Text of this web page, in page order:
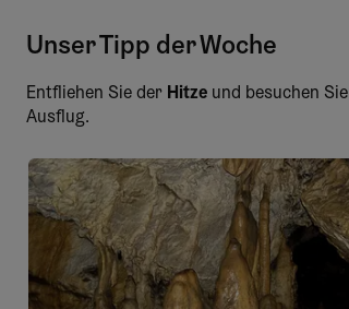
Unser Tipp der Woche
Entfliehen Sie der Hitze und besuchen Sie
Ausflug.